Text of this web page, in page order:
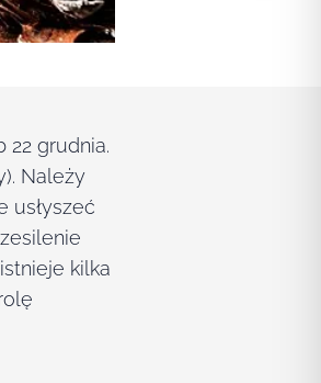
grudnia.
Należy
usłyszeć
kilka